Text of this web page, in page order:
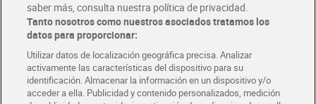
saber más, consulta nuestra política de privacidad.
Tanto nosotros como nuestros asociados tratamos los
datos para proporcionar:
Utilizar datos de localización geográfica precisa. Analizar
activamente las características del dispositivo para su
identificación. Almacenar la información en un dispositivo y/o
acceder a ella. Publicidad y contenido personalizados, medición